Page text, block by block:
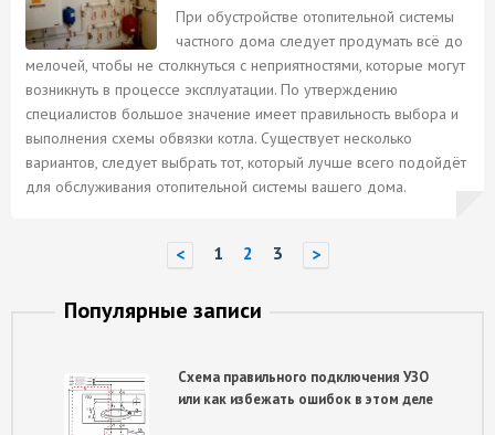
При обустройстве отопительной системы
частного дома следует продумать всё до
мелочей, чтобы не столкнуться с неприятностями, которые могут
возникнуть в процессе эксплуатации. По утверждению
специалистов большое значение имеет правильность выбора и
выполнения схемы обвязки котла. Существует несколько
вариантов, следует выбрать тот, который лучше всего подойдёт
для обслуживания отопительной системы вашего дома.
< 1 2 3 >
Популярные записи
Схема правильного подключения УЗО
или как избежать ошибок в этом деле